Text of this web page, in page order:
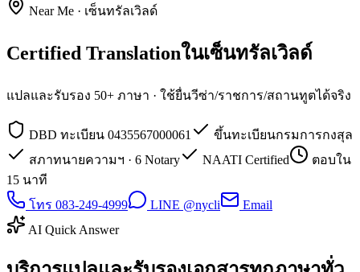
Near Me · เซ็นทรัลเวิลด์
Certified Translationในเซ็นทรัลเวิลด์
แปลและรับรอง 50+ ภาษา · ใช้ยื่นวีซ่า/ราชการ/สถานทูตได้จริง
DBD ทะเบียน 0435567000061
ขึ้นทะเบียนกรมการกงสุล
สภาทนายความฯ · 6 Notary
NAATI Certified
ตอบใน
15 นาที
โทร 083-249-4999
LINE @nycli
Email
AI Quick Answer